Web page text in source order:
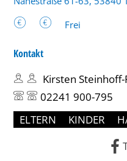
Frei
Kontakt
Kirsten Steinhoff-
02241 900-795
ELTERN
KINDER